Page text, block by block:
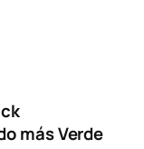
más Verde